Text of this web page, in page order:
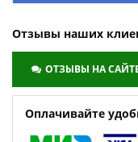
Отзывы наших
ОТЗЫВЫ НА
Оплачивайте